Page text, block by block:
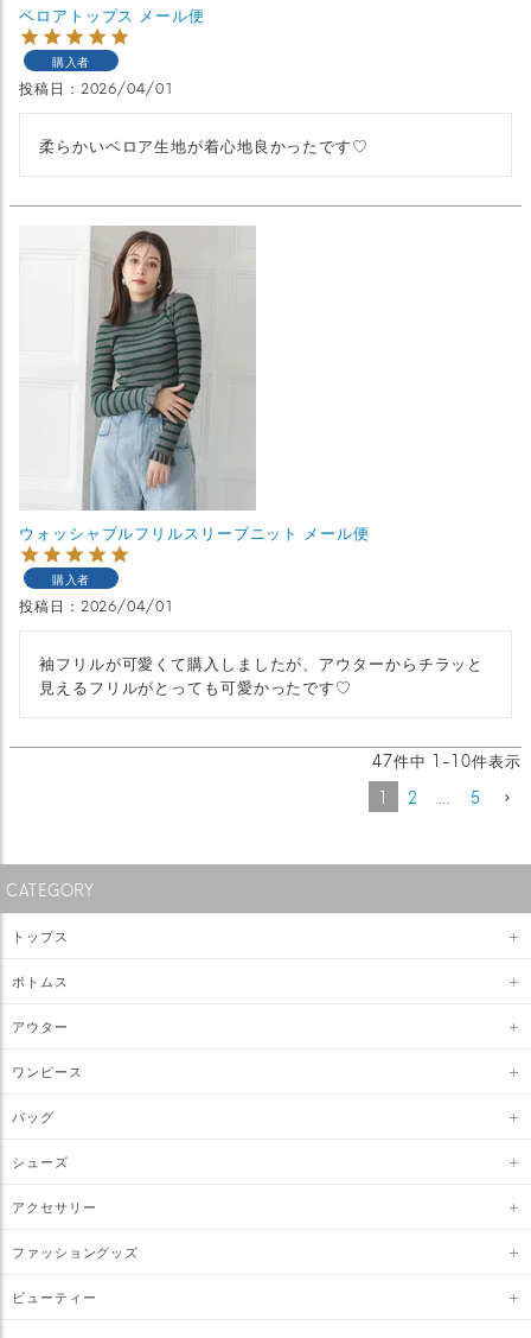
ベロアトップス メール便
購入者
投稿日 2026/04/01
柔らかいベロア生地が着心地良かったです♡
ウォッシャブルフリルスリーブニット メール便
購入者
投稿日 2026/04/01
袖フリルが可愛くて購入しましたが、アウターからチラッと
見えるフリルがとっても可愛かったです♡
47件中 1 -10件表示
1
2 5
CATEGORY
トップス
ボトムス
アウター
ワンピース
バッグ
シューズ
アクセサリー
ファッショングッズ
ビューティー